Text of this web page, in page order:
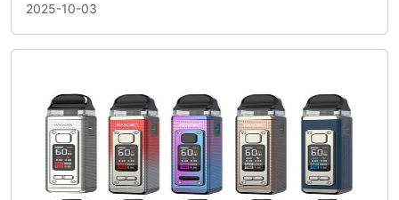
2025-10-03